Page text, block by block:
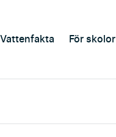
Vattenfakta För skolor